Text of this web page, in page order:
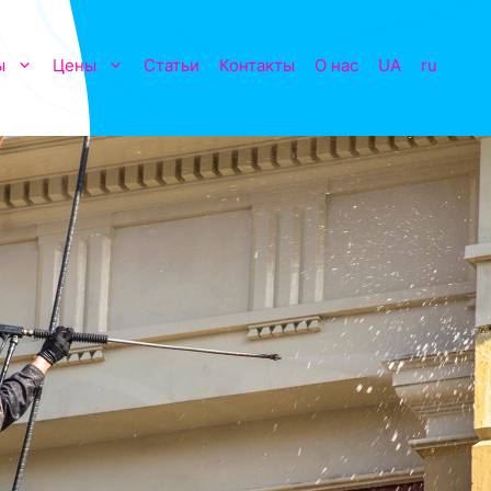
Цены Статьи Контакты О нас UA ru